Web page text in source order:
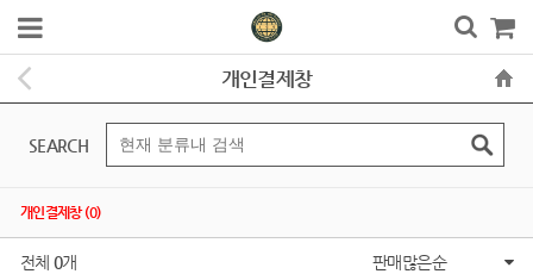
개인결제창
SEARCH
개인결제창 (0)
전체 0개 판매많은순